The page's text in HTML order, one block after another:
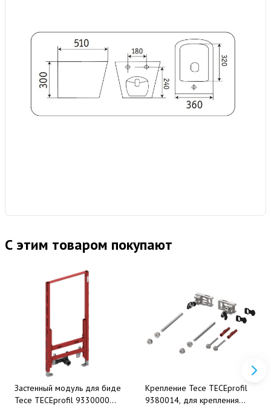
С этим товаром покупают
Застенный модуль для биде
Tece TECEprofil 9330000
Крепление Tece TECEprofil
9380014, для крепления